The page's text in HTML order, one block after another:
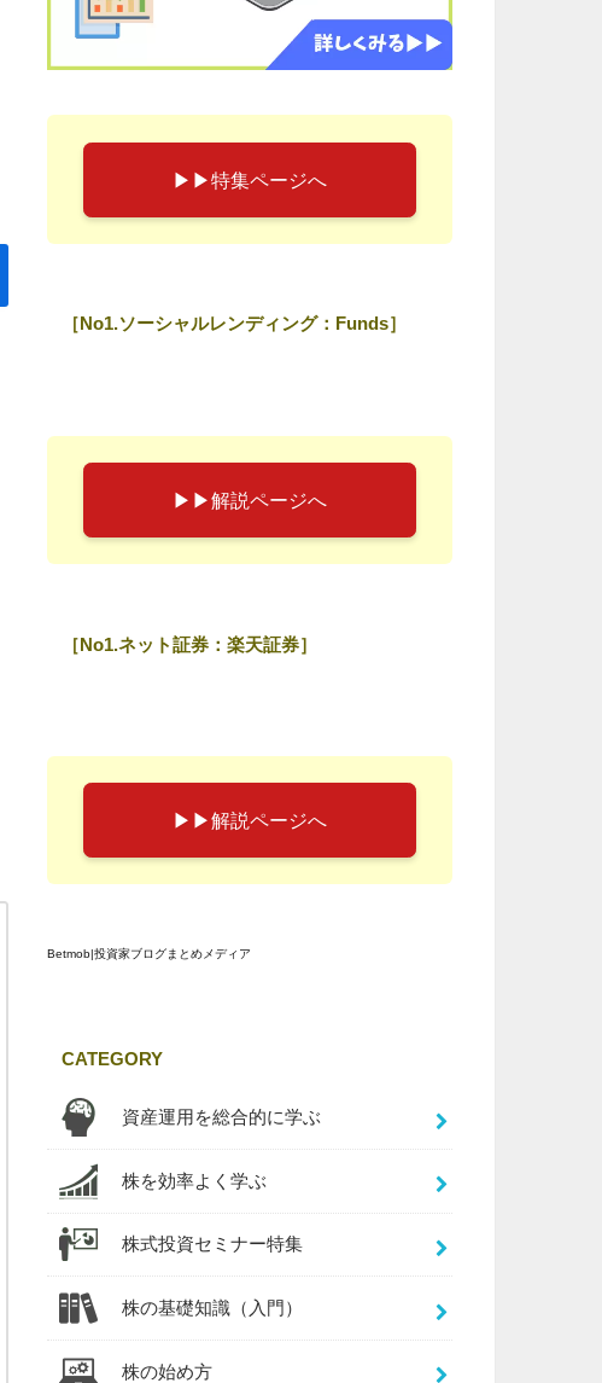
▶︎▶︎特集ページへ
［No1.ソーシャルレンディング：Funds］
▶︎▶︎解説ページへ
［No1.ネット証券：楽天証券］
▶︎▶︎解説ページへ
Betmob|投資家ブログまとめメディア
CATEGORY
資産運用を総合的に学ぶ
株を効率よく学ぶ
株式投資セミナー特集
株の基礎知識（入門）
株の始め方